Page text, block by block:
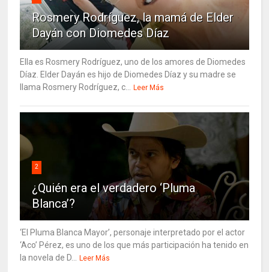
Rosmery Rodríguez, la mamá de Elder
Dayán con Diomedes Díaz
Ella es Rosmery Rodríguez, uno de los amores de Diomedes
Díaz. Elder Dayán es hijo de Diomedes Díaz y su madre se
llama Rosmery Rodríguez, c...
Leer Más
2
¿Quién era el verdadero ‘Pluma
Blanca’?
‘El Pluma Blanca Mayor’, personaje interpretado por el actor
‘Aco’ Pérez, es uno de los que más participación ha tenido en
la novela de D...
Leer Más